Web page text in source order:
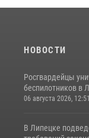
НОВОСТИ
Росгвардейцы
беспилотников в
06 августа 2026, 12:51
В Липецке